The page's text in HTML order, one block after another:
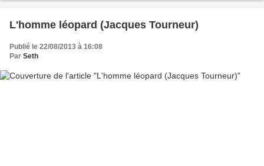
L'homme léopard (Jacques Tourneur)
Publié le 22/08/2013 à 16:08
Par Seth